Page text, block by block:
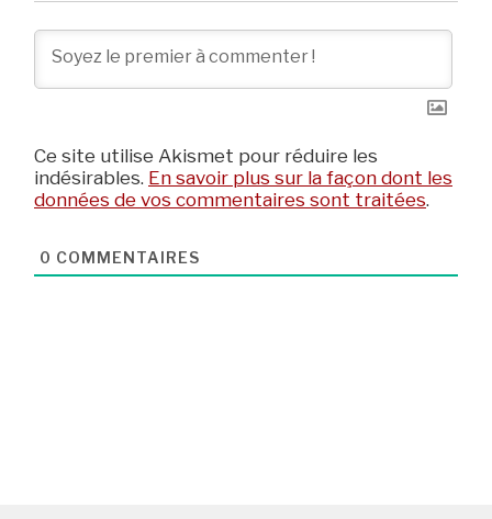
Ce site utilise Akismet pour réduire les
indésirables. En savoir plus sur la façon dont les
données de vos commentaires sont traitées.
0 COMMENTAIRES